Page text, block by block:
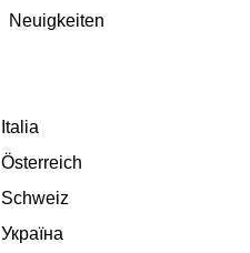
Neuigkeiten
Italia
Österreich
Schweiz
Україна